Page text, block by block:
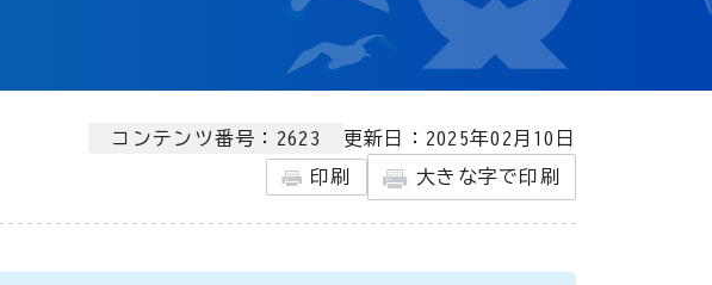
コンテンツ番号：2623 更新日：2025年02月10日
印刷 大きな字で印刷